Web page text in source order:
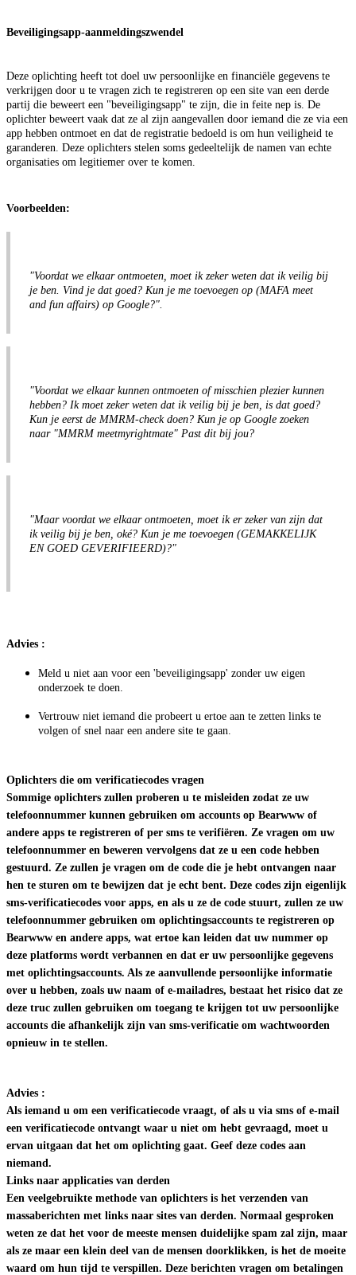
Beveiligingsapp-aanmeldingszwendel
Deze oplichting heeft tot doel uw persoonlijke en financiële gegevens te
verkrijgen door u te vragen zich te registreren op een site van een derde
partij die beweert een "beveiligingsapp" te zijn, die in feite nep is. De
oplichter beweert vaak dat ze al zijn aangevallen door iemand die ze via een
app hebben ontmoet en dat de registratie bedoeld is om hun veiligheid te
garanderen. Deze oplichters stelen soms gedeeltelijk de namen van echte
organisaties om legitiemer over te komen.
Voorbeelden:
"Voordat we elkaar ontmoeten, moet ik zeker weten dat ik veilig bij
je ben. Vind je dat goed? Kun je me toevoegen op (MAFA meet
and fun affairs) op Google?".
"Voordat we elkaar kunnen ontmoeten of misschien plezier kunnen
hebben? Ik moet zeker weten dat ik veilig bij je ben, is dat goed?
Kun je eerst de MMRM-check doen? Kun je op Google zoeken
naar "MMRM meetmyrightmate" Past dit bij jou?
"Maar voordat we elkaar ontmoeten, moet ik er zeker van zijn dat
ik veilig bij je ben, oké? Kun je me toevoegen (GEMAKKELIJK
EN GOED GEVERIFIEERD)?"
Advies :
Meld u niet aan voor een 'beveiligingsapp' zonder uw eigen
onderzoek te doen.
Vertrouw niet iemand die probeert u ertoe aan te zetten links te
volgen of snel naar een andere site te gaan.
Oplichters die om verificatiecodes vragen
Sommige oplichters zullen proberen u te misleiden zodat ze uw
telefoonnummer kunnen gebruiken om accounts op Bearwww of
andere apps te registreren of per sms te verifiëren. Ze vragen om uw
telefoonnummer en beweren vervolgens dat ze u een code hebben
gestuurd. Ze zullen je vragen om de code die je hebt ontvangen naar
hen te sturen om te bewijzen dat je echt bent. Deze codes zijn eigenlijk
sms-verificatiecodes voor apps, en als u ze de code stuurt, zullen ze uw
telefoonnummer gebruiken om oplichtingsaccounts te registreren op
Bearwww en andere apps, wat ertoe kan leiden dat uw nummer op
deze platforms wordt verbannen en dat er uw persoonlijke gegevens
met oplichtingsaccounts. Als ze aanvullende persoonlijke informatie
over u hebben, zoals uw naam of e-mailadres, bestaat het risico dat ze
deze truc zullen gebruiken om toegang te krijgen tot uw persoonlijke
accounts die afhankelijk zijn van sms-verificatie om wachtwoorden
opnieuw in te stellen.
Advies :
Als iemand u om een verificatiecode vraagt, of als u via sms of e-mail
een verificatiecode ontvangt waar u niet om hebt gevraagd, moet u
ervan uitgaan dat het om oplichting gaat. Geef deze codes aan
niemand.
Links naar applicaties van derden
Een veelgebruikte methode van oplichters is het verzenden van
massaberichten met links naar sites van derden. Normaal gesproken
weten ze dat het voor de meeste mensen duidelijke spam zal zijn, maar
als ze maar een klein deel van de mensen doorklikken, is het de moeite
waard om hun tijd te verspillen. Deze berichten vragen om betalingen